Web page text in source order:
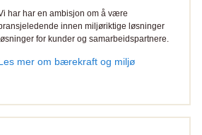
har har en ambisjon om å være
innen miljøriktige løsninger
løsninger for kunder og samarbeidspartnere.
mer om bærekraft og miljø